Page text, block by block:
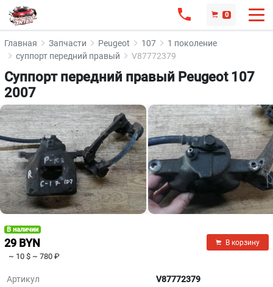
0
Главная Запчасти Peugeot 107
1 поколение
суппорт передний правый
V87772379
Суппорт передний правый Peugeot 107
2007
В наличии
29 BYN
~ 10 $ ~ 780 ₽
В корзину
Артикул
V87772379